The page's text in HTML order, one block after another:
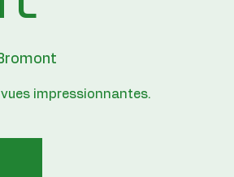
impressionnantes.